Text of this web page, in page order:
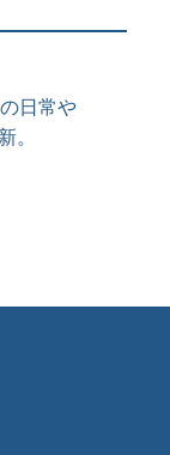
日常や
。